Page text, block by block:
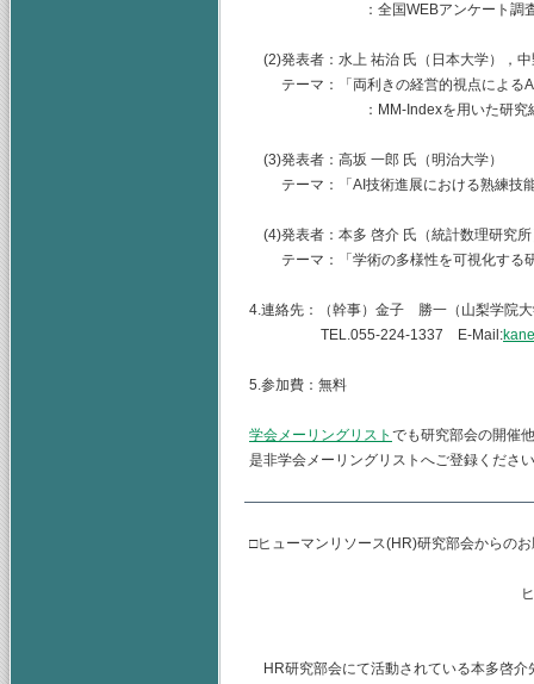
：全国WEBアンケート調査に基
(2)発表者：水上 祐治 氏（日本大学），
テーマ：「両利きの経営的視点による
：MM-Indexを用いた研究組織の
(3)発表者：高坂 一郎 氏（明治大学）
テーマ：「AI技術進展における熟練技
(4)発表者：本多 啓介 氏（統計数理研究
テーマ：「学術の多様性を可視化する
4.連絡先：（幹事）金子 勝一（山梨学院
TEL.055-224-1337 E-Mail:
5.参加費：無料
学会メーリングリスト でも研究部会の開催
是非学会メーリングリストへご登録くださ
□ヒューマンリソース(HR)研究部会からの
ヒューマンリソース
HR研究部会にて活動されている本多啓介